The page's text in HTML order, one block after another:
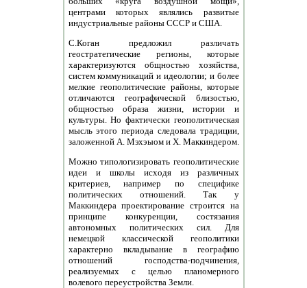
центрами которых являлись развитые
индустриальные районы СССР и США.
С.Коган предложил различать
геостратегические регионы, которые
характеризуются общностью хозяйства,
систем коммуникаций и идеологии; и более
мелкие геополитические районы, которые
отличаются географической близостью,
общностью образа жизни, истории и
культуры. Но фактически геополитическая
мысль этого периода следовала традиции,
заложенной А. Мэхэыом и Х. Маккиндером.
Можно типологизировать геополитические
идеи и школы исходя из различных
критериев, например по специфике
политических отношений. Так у
Маккиндера проектирование строится на
принципе конкуренции, состязания
автономных политических сил. Для
немецкой классической геополитики
характерно вкладывание в географию
отношений господства-подчинения,
реализуемых с целью планомерного
волевого переустройства Земли.